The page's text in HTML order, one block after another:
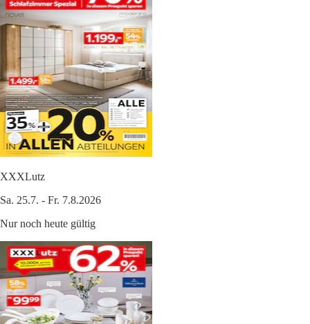
XXXLutz
Sa. 25.7. - Fr. 7.8.2026
Nur noch heute gültig